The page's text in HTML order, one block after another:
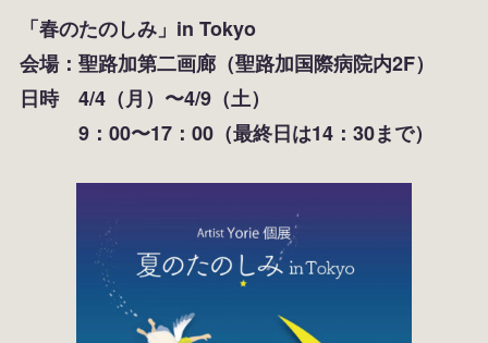
「春のたのしみ」in Tokyo
会場：聖路加第二画廊（聖路加国際病院内2F）
日時 4/4（月）〜4/9（土）
9：00〜17：00（最終日は14：30まで）